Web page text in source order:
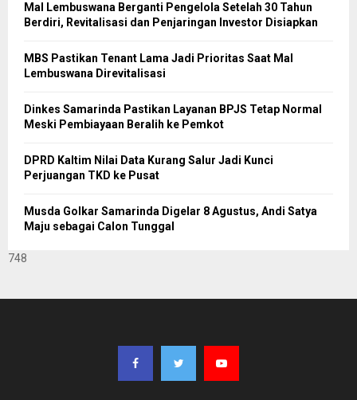
Mal Lembuswana Berganti Pengelola Setelah 30 Tahun
Berdiri, Revitalisasi dan Penjaringan Investor Disiapkan
MBS Pastikan Tenant Lama Jadi Prioritas Saat Mal
Lembuswana Direvitalisasi
Dinkes Samarinda Pastikan Layanan BPJS Tetap Normal
Meski Pembiayaan Beralih ke Pemkot
DPRD Kaltim Nilai Data Kurang Salur Jadi Kunci
Perjuangan TKD ke Pusat
Musda Golkar Samarinda Digelar 8 Agustus, Andi Satya
Maju sebagai Calon Tunggal
748